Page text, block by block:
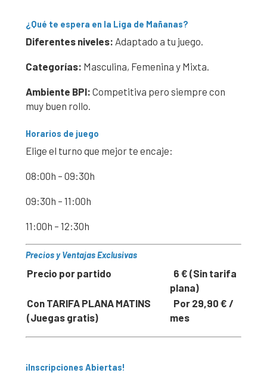
¿Qué te espera en la Liga de Mañanas?
Diferentes niveles: Adaptado a tu juego.
Categorías: Masculina, Femenina y Mixta.
Ambiente BPI: Competitiva pero siempre con
muy buen rollo.
Horarios de juego
Elige el turno que mejor te encaje:
08:00h – 09:30h
09:30h – 11:00h
11:00h – 12:30h
Precios y Ventajas Exclusivas
Precio por partido
6 € (Sin tarifa
plana)
Con TARIFA PLANA MATINS
(Juegas gratis)
Por 29,90 € /
mes
¡Inscripciones Abiertas!